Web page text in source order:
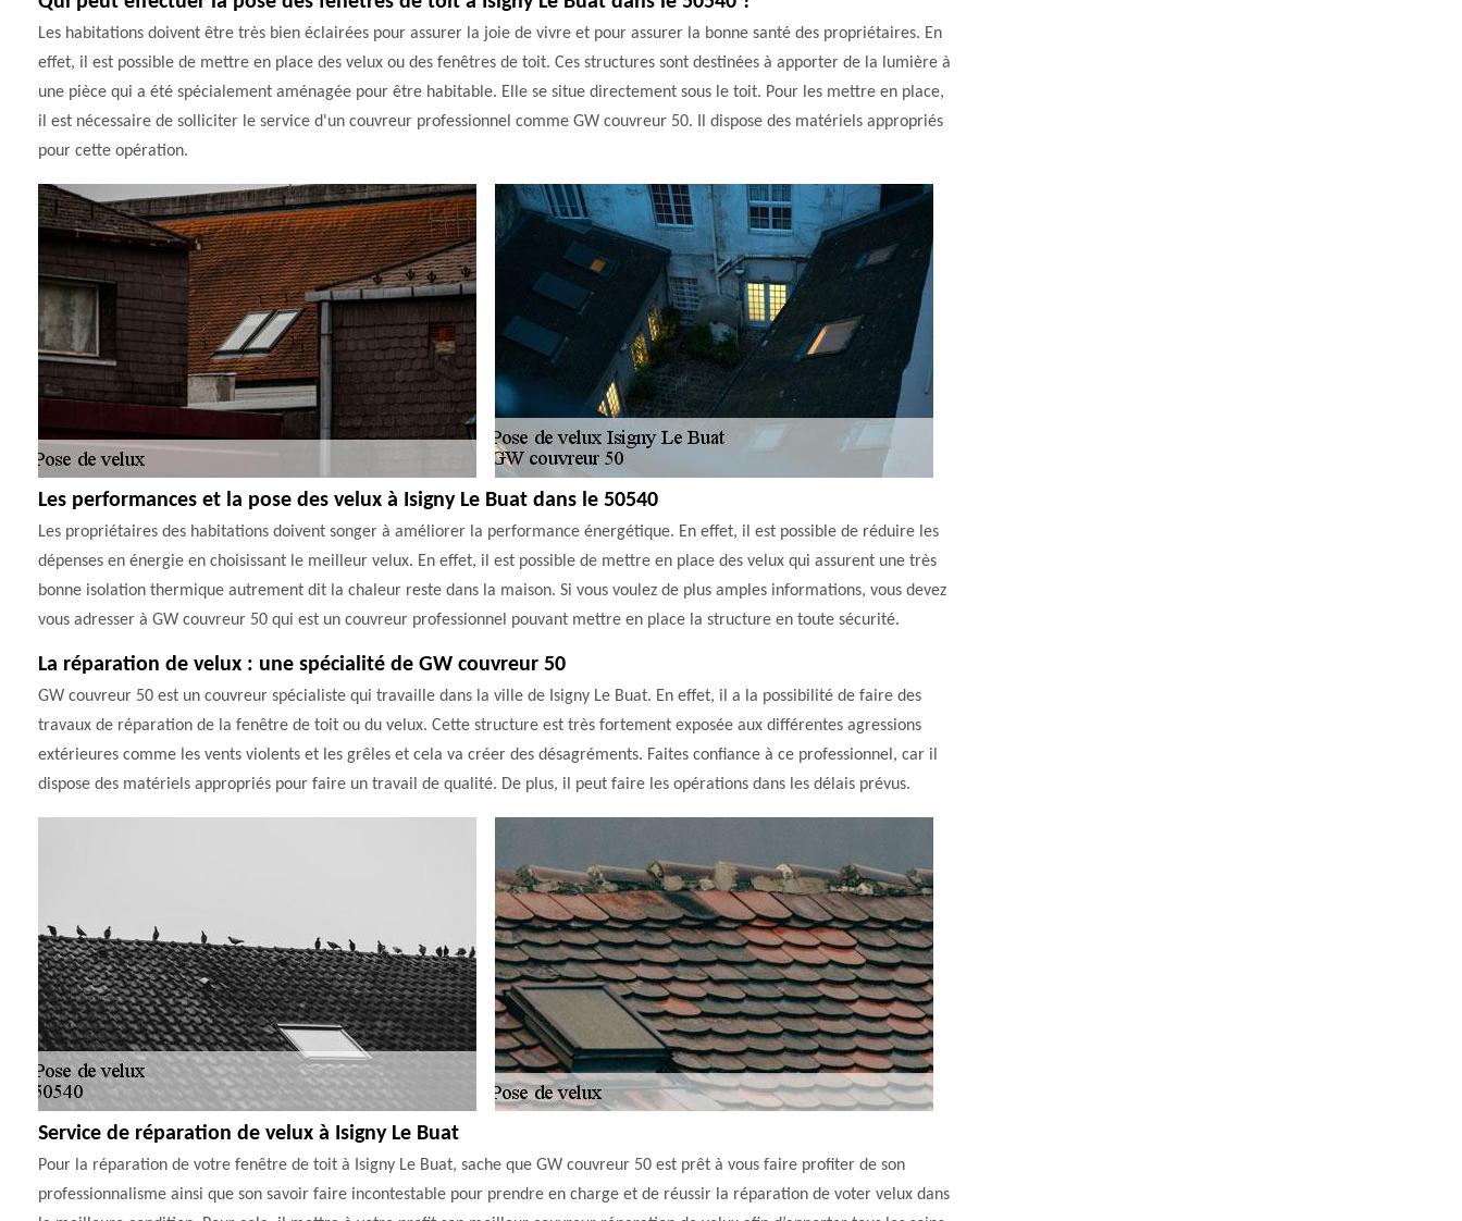
Les habitations doivent être très bien éclairées pour assurer la joie de vivre et pour assurer la bonne santé des propriétaires. En
effet, il est possible de mettre en place des velux ou des fenêtres de toit. Ces structures sont destinées à apporter de la lumière à
une pièce qui a été spécialement aménagée pour être habitable. Elle se situe directement sous le toit. Pour les mettre en place,
il est nécessaire de solliciter le service d'un couvreur professionnel comme GW couvreur 50. Il dispose des matériels appropriés
pour cette opération.
Les performances et la pose des velux à Isigny Le Buat dans le 50540
Les propriétaires des habitations doivent songer à améliorer la performance énergétique. En effet, il est possible de réduire les
dépenses en énergie en choisissant le meilleur velux. En effet, il est possible de mettre en place des velux qui assurent une très
bonne isolation thermique autrement dit la chaleur reste dans la maison. Si vous voulez de plus amples informations, vous devez
vous adresser à GW couvreur 50 qui est un couvreur professionnel pouvant mettre en place la structure en toute sécurité.
La réparation de velux : une spécialité de GW couvreur 50
GW couvreur 50 est un couvreur spécialiste qui travaille dans la ville de Isigny Le Buat. En effet, il a la possibilité de faire des
travaux de réparation de la fenêtre de toit ou du velux. Cette structure est très fortement exposée aux différentes agressions
extérieures comme les vents violents et les grêles et cela va créer des désagréments. Faites confiance à ce professionnel, car il
dispose des matériels appropriés pour faire un travail de qualité. De plus, il peut faire les opérations dans les délais prévus.
Service de réparation de velux à Isigny Le Buat
Pour la réparation de votre fenêtre de toit à Isigny Le Buat, sache que GW couvreur 50 est prêt à vous faire profiter de son
professionnalisme ainsi que son savoir faire incontestable pour prendre en charge et de réussir la réparation de voter velux dans